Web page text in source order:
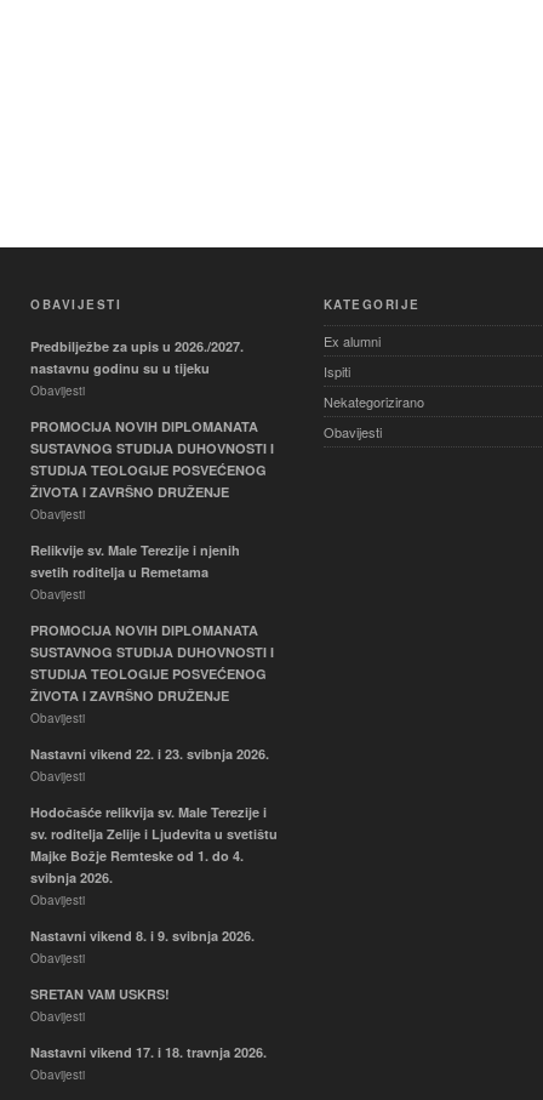
OBAVIJESTI
Predbilježbe za upis u 2026./2027.
nastavnu godinu su u tijeku
Obavijesti
PROMOCIJA NOVIH DIPLOMANATA
SUSTAVNOG STUDIJA DUHOVNOSTI I
STUDIJA TEOLOGIJE POSVEĆENOG
ŽIVOTA I ZAVRŠNO DRUŽENJE
Obavijesti
Relikvije sv. Male Terezije i njenih
svetih roditelja u Remetama
Obavijesti
PROMOCIJA NOVIH DIPLOMANATA
SUSTAVNOG STUDIJA DUHOVNOSTI I
STUDIJA TEOLOGIJE POSVEĆENOG
ŽIVOTA I ZAVRŠNO DRUŽENJE
Obavijesti
Nastavni vikend 22. i 23. svibnja 2026.
Obavijesti
Hodočašće relikvija sv. Male Terezije i
sv. roditelja Zelije i Ljudevita u svetištu
Majke Božje Remteske od 1. do 4.
svibnja 2026.
Obavijesti
Nastavni vikend 8. i 9. svibnja 2026.
Obavijesti
SRETAN VAM USKRS!
Obavijesti
Nastavni vikend 17. i 18. travnja 2026.
Obavijesti
KATEGORIJE
Ex alumni
Ispiti
Nekategorizirano
Obavijesti